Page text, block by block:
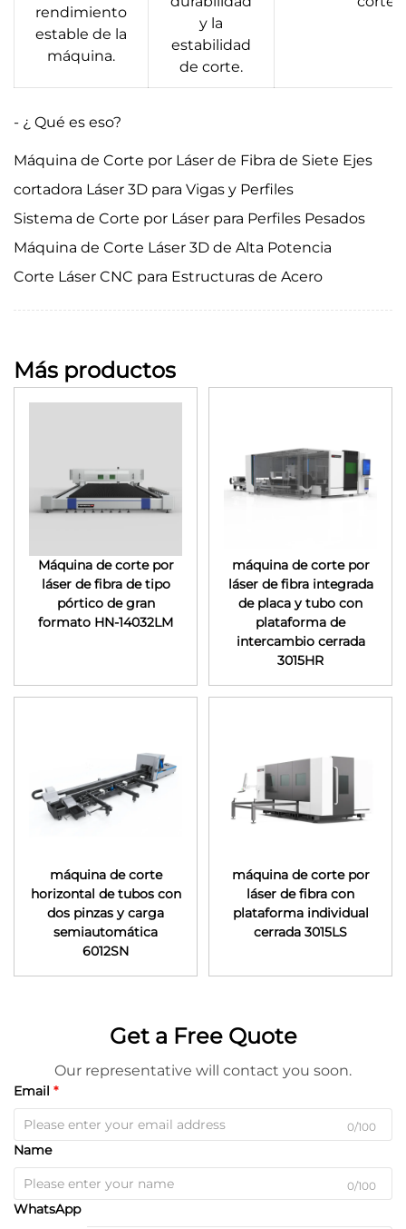
rendimiento
estable de la
máquina.
y la
estabilidad
de corte.
- ¿ Qué es eso?
Máquina de Corte por Láser de Fibra de Siete Ejes
cortadora Láser 3D para Vigas y Perfiles
Sistema de Corte por Láser para Perfiles Pesados
Máquina de Corte Láser 3D de Alta Potencia
Corte Láser CNC para Estructuras de Acero
Más productos
Máquina de corte por
láser de fibra de tipo
pórtico de gran
formato HN-14032LM
máquina de corte por
láser de fibra integrada
de placa y tubo con
plataforma de
intercambio cerrada
3015HR
máquina de corte
horizontal de tubos con
dos pinzas y carga
semiautomática
6012SN
máquina de corte por
láser de fibra con
plataforma individual
cerrada 3015LS
Get a Free Quote
Our representative will contact you soon.
Email
0/100
Name
0/100
WhatsApp